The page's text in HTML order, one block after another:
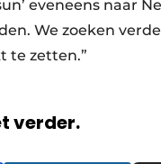
eveneens naar
We zoeken
te zetten.”
verder.